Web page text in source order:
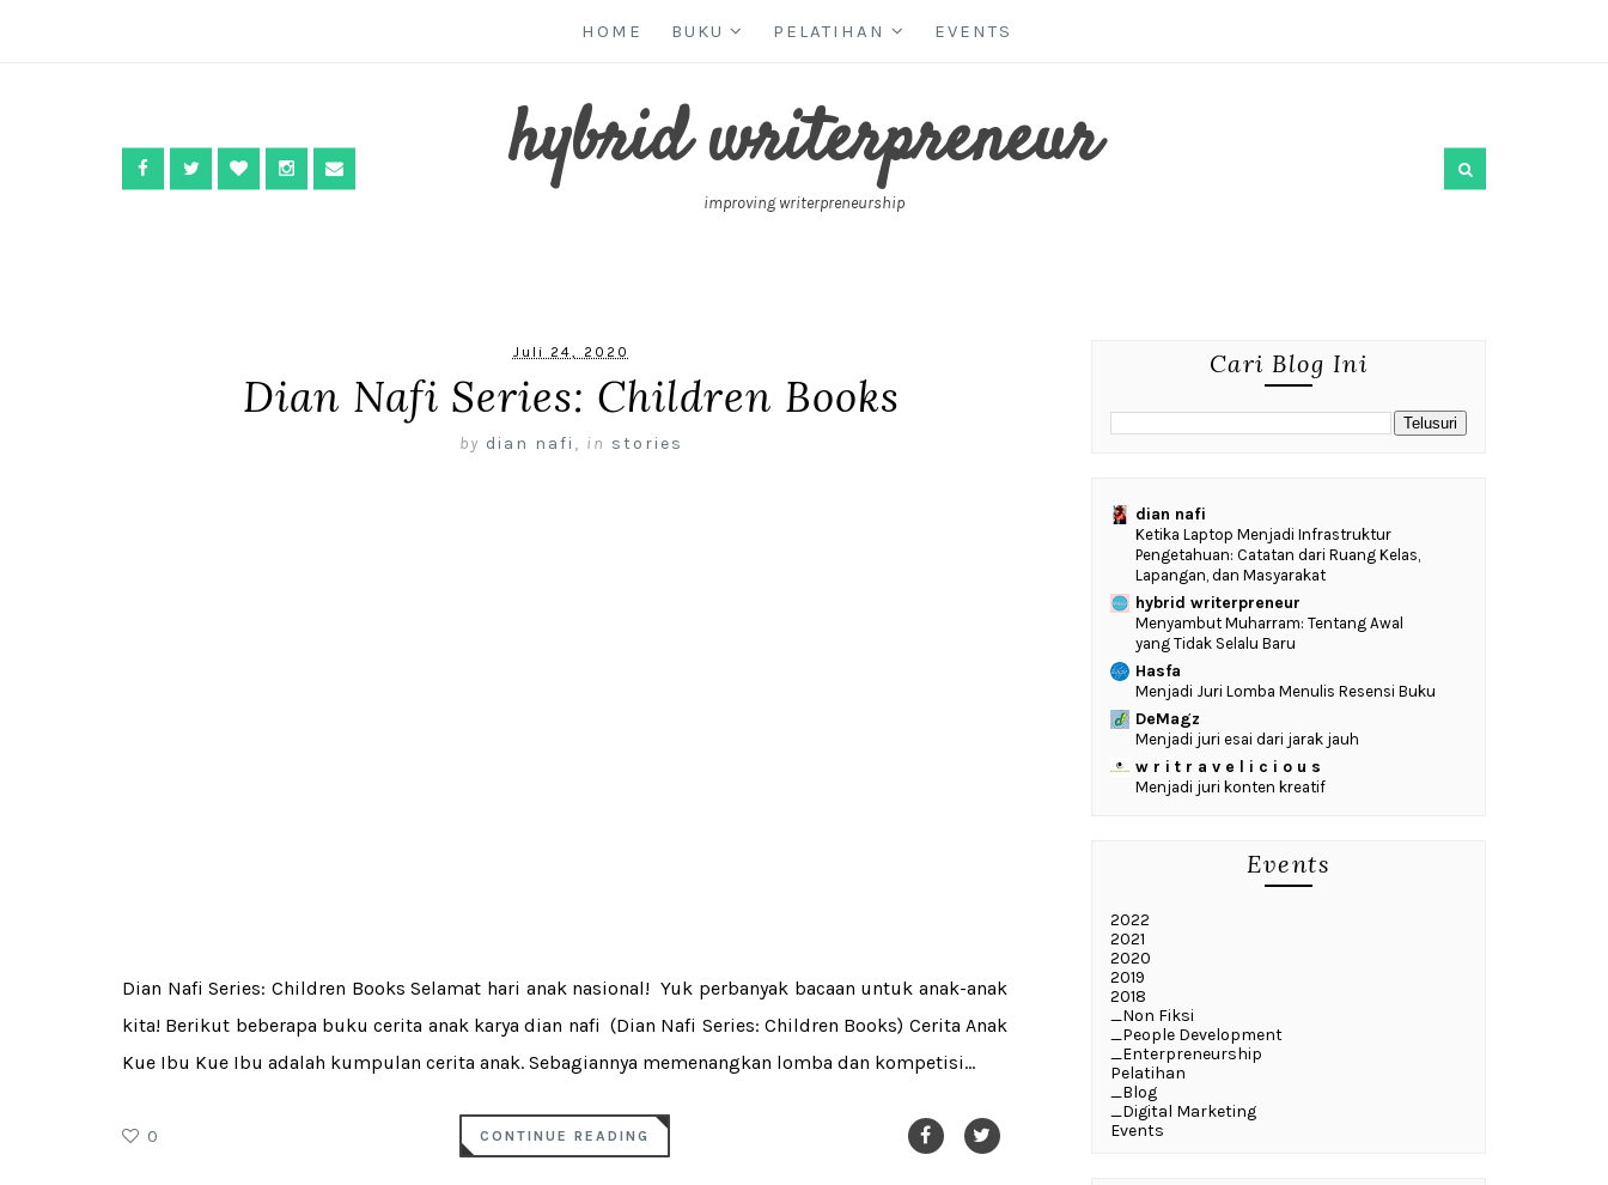
HOME BUKU PELATIHAN EVENTS
hybrid writerpreneur
improving writerpreneurship
Juli 24, 2020
Dian Nafi Series: Children Books
by dian nafi , in stories
Dian Nafi Series: Children Books Selamat hari anak nasional! Yuk perbanyak bacaan untuk anak-anak
kita! Berikut beberapa buku cerita anak karya dian nafi (Dian Nafi Series: Children Books) Cerita Anak
Kue Ibu Kue Ibu adalah kumpulan cerita anak. Sebagiannya memenangkan lomba dan kompetisi...
0 CONTINUE READING
Cari Blog Ini
dian nafi
Ketika Laptop Menjadi Infrastruktur
Pengetahuan: Catatan dari Ruang Kelas,
Lapangan, dan Masyarakat
hybrid writerpreneur
Menyambut Muharram: Tentang Awal
yang Tidak Selalu Baru
Hasfa
Menjadi Juri Lomba Menulis Resensi Buku
DeMagz
Menjadi juri esai dari jarak jauh
w r i t r a v e l i c i o u s
Menjadi juri konten kreatif
Events
2022
2021
2020
2019
2018
_Non Fiksi
_People Development
_Enterpreneurship
Pelatihan
_Blog
_Digital Marketing
Events